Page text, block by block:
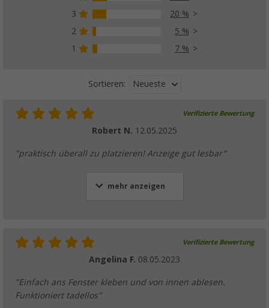
3
20 %
2
5 %
1
7 %
Sortieren: Neueste
Verifizierte Bewertung
Robert N. 12.05.2025
"praktisch überall zu platzieren! Anzeige gut lesbar"
mehr anzeigen
Verifizierte Bewertung
Angelina F. 08.05.2023
"Einfach ans Fenster kleben und von innen ablesen.
Funktioniert tadellos"